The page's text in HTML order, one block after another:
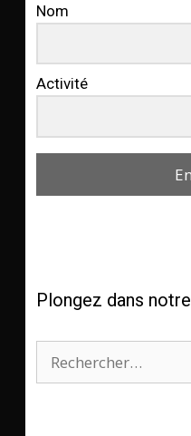
Nom
Activité
Plongez dans